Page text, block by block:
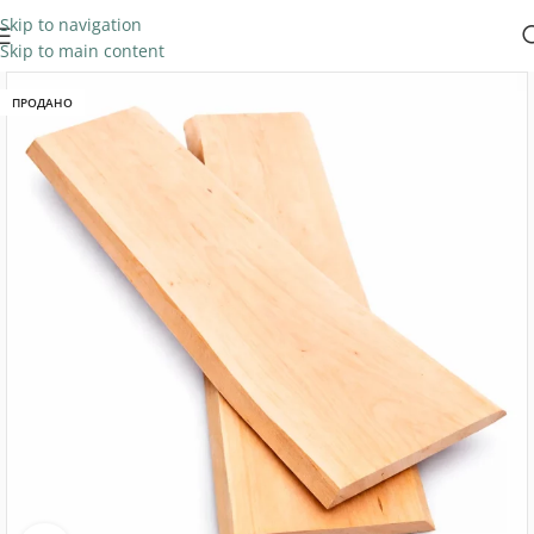
Skip to navigation
Skip to main content
ПРОДАНО